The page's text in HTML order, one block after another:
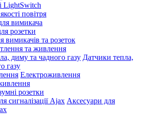
LightSwitch
повітря
вимикача
розетки
вимикачів та розеток
та живлення
Датчики тепла,
газу
Електроживлення
розетки
Аксесуари для